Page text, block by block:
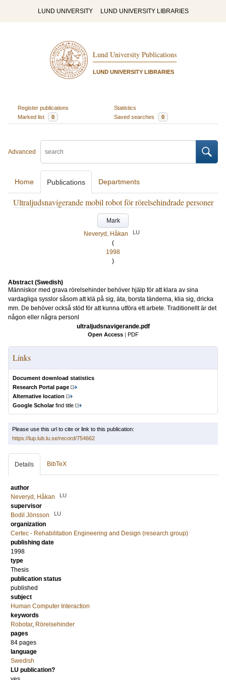
LUND UNIVERSITY LUND UNIVERSITY LIBRARIES
Lund University Publications
LUND UNIVERSITY LIBRARIES
Register publications
Statistics
Marked list
0 Saved searches 0
Advanced
Home Publications Departments
Ultraljudsnavigerande mobil robot för rörelsehindrade personer
Mark
Neveryd, Håkan
LU
(
1998
)
Abstract (Swedish)
Människor med grava rörelsehinder behöver hjälp för att klara av sina
vardagliga sysslor såsom att klä på sig, äta, borsta tänderna, klia sig, dricka
mm. De behöver också stöd för att kunna utföra ett arbete. Traditionellt är det
någon eller några personl
ultraljudsnavigerande.pdf
Open Access | PDF
Links
Document download statistics
Research Portal page
Alternative location
Google Scholarfind title
Please use this url to cite or link to this publication:
https://lup.lub.lu.se/record/754662
Details BibTeX
author
Neveryd, Håkan
LU
supervisor
Bodil Jönsson
LU
organization
Certec - Rehabilitation Engineering and Design (research group)
publishing date
1998
type
Thesis
publication status
published
subject
Human Computer Interaction
keywords
Robotar, Rörelsehinder
pages
84 pages
language
Swedish
LU publication?